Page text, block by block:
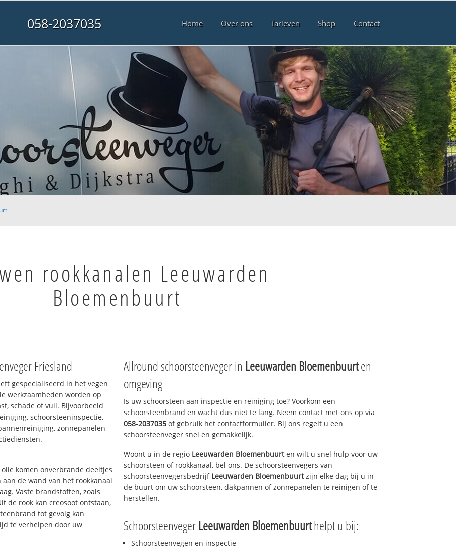
058-2037035 Home Over ons Tarieven Shop Contact
rookkanalen Leeuwarden
Bloemenbuurt
Friesland
gespecialiseerd in het vegen
werkzaamheden worden op
schade of vuil. Bijvoorbeeld
schoorsteeninspectie,
zonnepanelen
komen onverbrande deeltjes
de wand van het rookkanaal
Vaste brandstoffen, zoals
de rook kan creosoot ontstaan,
tot gevolg kan
te verhelpen door uw
Allround schoorsteenveger in Leeuwarden Bloemenbuurten
omgeving
Is uw schoorsteen aan inspectie en reiniging toe? Voorkom een
schoorsteenbrand en wacht dus niet te lang. Neem contact met ons op via
058-2037035 of gebruik het contactformulier. Bij ons regelt u een
schoorsteenveger snel en gemakkelijk.
Woont u in de regio Leeuwarden Bloemenbuurten wilt u snel hulp voor uw
schoorsteen of rookkanaal, bel ons. De schoorsteenvegers van
schoorsteenvegersbedrijf Leeuwarden Bloemenbuurtzijn elke dag bij u in
de buurt om uw schoorsteen, dakpannen of zonnepanelen te reinigen of te
herstellen.
Schoorsteenveger Leeuwarden Bloemenbuurthelpt u bij:
Schoorsteenvegen en inspectie